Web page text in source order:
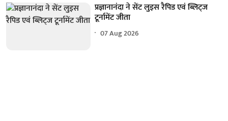
प्रज्ञानानंदा ने सेंट लुइस रैपिड एवं ब्लिट्ज
टूर्नामेंट जीता
07 Aug 2026